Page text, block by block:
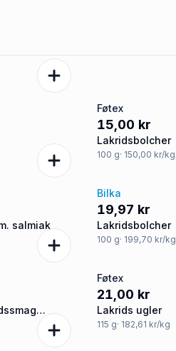
Føtex
15,00 kr
Lakridsbolcher
100 g· 150,00 kr/kg
salmiak
Bilka
19,97 kr
Lakridsbolcher
100 g· 199,70 kr/kg
Føtex
21,00 kr
Lakrids ugler
115 g· 182,61 kr/kg